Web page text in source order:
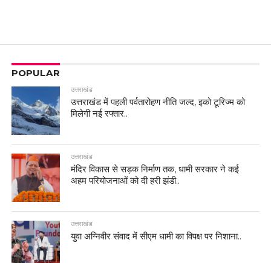
POPULAR
उत्तराखंड
उत्तराखंड में पहली पर्वतारोहण नीति जल्द, इको टूरिज्म को
मिलेगी नई रफ्तार..
उत्तराखंड
मंदिर विकास से सड़क निर्माण तक, धामी सरकार ने कई
अहम परियोजनाओं को दी हरी झंडी..
उत्तराखंड
युवा अग्निवीर संवाद में सीएम धामी का विपक्ष पर निशाना..